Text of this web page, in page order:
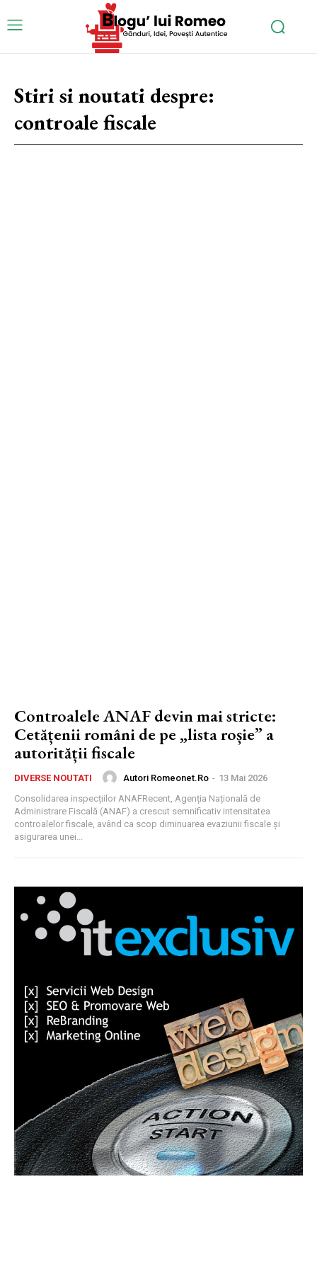
Stiri si noutati despre:
controale fiscale
Controalele ANAF devin mai stricte:
Cetățenii români de pe „lista roșie” a
autorității fiscale
DIVERSE NOUTATI Autori Romeonet.ro - 13 Mai 2026
Consolidarea inspecțiilor ANAFRecent, Agenția Națională de
Administrare Fiscală (ANAF) a crescut semnificativ intensitatea
controalelor fiscale, având ca scop diminuarea evaziunii fiscale și
asigurarea unei...